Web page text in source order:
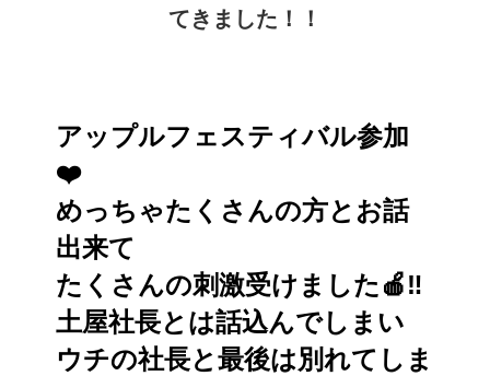
てきました！！
アップルフェスティバル参加
❤️
めっちゃたくさんの方とお話
出来て
たくさんの刺激受けました🍎‼️
土屋社長とは話込んでしまい
ウチの社長と最後は別れてしま